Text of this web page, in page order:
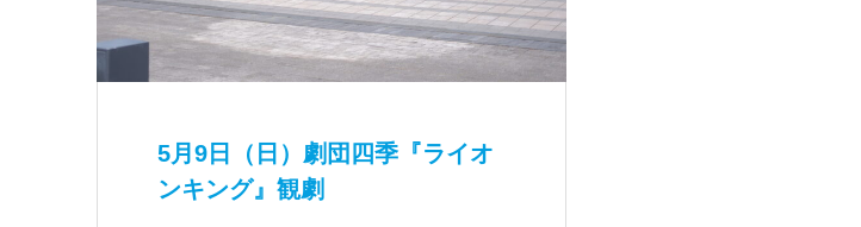
5月9日（日）劇団四季『ライオ
ンキング』観劇